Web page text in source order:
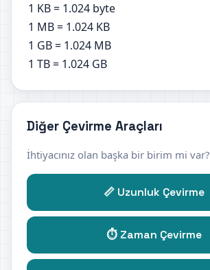
1 KB = 1.024 byte
1 MB = 1.024 KB
1 GB = 1.024 MB
1 TB = 1.024 GB
Diğer Çevirme Araçları
İhtiyacınız olan başka bir birim mi var?
📏 Uzunluk Çevirme
⏱️ Zaman Çevirme